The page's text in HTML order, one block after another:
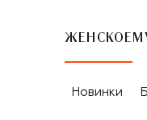
ЖЕНСКОЕ
Новинки